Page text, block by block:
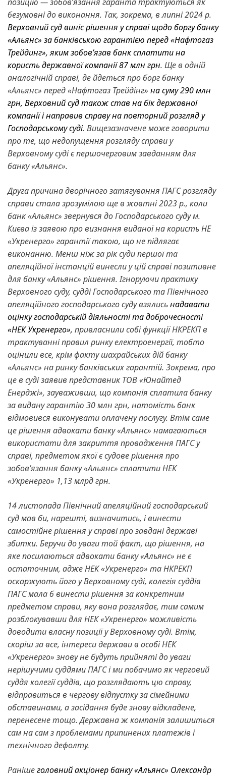
безумовні до виконання. Так, зокрема, в липні 2024 р.
Верховний суд виніс рішення у справі щодо боргу банку
«Альянс» за банківською гарантією перед «Нафтогаз
Трейдинг», яким зобов’язав банк сплатити на
користь державної компанії 87 млн грн. Ще в одній
аналогічній справі, де йдеться про борг банку
«Альянс» перед «Нафтогаз Трейдінг» на суму 290 млн
грн, Верховний суд також став на бік державної
компанії і направив справу на повторний розгляд у
Господарському суді. Вищезазначене може говорити
про те, що недопущення розгляду справи у
Верховному суді є першочерговим завданням для
банку «Альянс».
Друга причина дворічного затягування ПАГС розгляду
справи стала зрозумілою ще в жовтні 2023 р., коли
банк «Альянс» звернувся до Господарського суду м.
Києва із заявою про визнання виданої на користь НЕ
«Укренерго» гарантії такою, що не підлягає
виконанню. Менш ніж за рік суди першої та
апеляційної інстанцій винесли у цій справі позитивне
для банку «Альянс» рішення. Ігноруючи практику
Верховного суду, судді Господарського та Північного
апеляційного господарського суду взялисьнадавати
оцінку господарській діяльності та доброчесності
«НЕК Укренерго», привласнили собі функції НКРЕКП в
трактуванні правил ринку електроенергії, тобто
оцінили все, крім факту шахрайських дій банку
«Альянс» на ринку банківських гарантій. Зокрема, про
це в суді заявив представник ТОВ «Юнайтед
Енерджі», зауваживши, що компанія сплатила банку
за видану гарантію 30 млн грн, натомість банк
відмовився виконувати оплачену послугу. Втім саме
це рішення адвокати банку «Альянс» намагаються
використати для закриття провадження ПАГС у
справі, предметом якої є судове рішення про
зобов’язання банку «Альянс» сплатити НЕК
«Укренерго» 1,13 млрд грн.
14 листопада Північний апеляційний господарський
суд мав би, нарешті, визначитись, і винести
самостійне рішення у справі про завдані державі
збитки. Беручи до уваги той факт, що рішення, на
яке посилаються адвокати банку «Альянс» не є
остаточним, адже НЕК «Укренерго» та НКРЕКП
оскаржують його у Верховному суді, колегія суддів
ПАГС мала б винести рішення за конкретним
предметом справи, яку вона розглядає, тим самим
розблокувавши для НЕК «Укренерго» можливість
доводити власну позиції у Верховному суді. Втім,
скоріш за все, інтереси держави в особі НЕК
«Укренерго» знову не будуть прийняті до уваги
нерішучими суддями ПАГС і ми побачимо як черговий
суддя колегії суддів, що розглядають цю справу,
відправиться в чергову відпустку за сімейними
обставинами, а засідання буде знову відкладене,
перенесене тощо. Державна ж компанія залишиться
сам на сам з проблемами припинених платежів і
технічного дефолту.
Ранішеголовний акціонер банку «Альянс» Олександр